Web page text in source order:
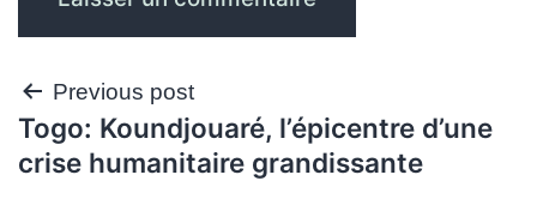
Navigation
de
Previous post
Togo: Koundjouaré, l’épicentre d’une
crise humanitaire grandissante